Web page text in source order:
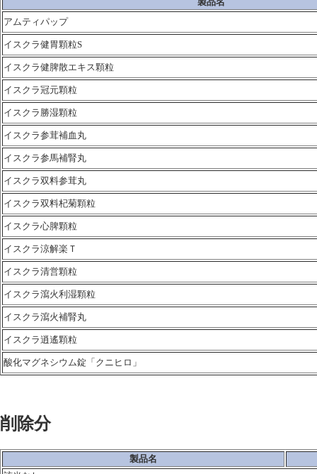
アムティパップ
イスクラ健胃顆粒S
イスクラ健脾散エキス顆粒
イスクラ冠元顆粒
イスクラ勝湿顆粒
イスクラ参茸補血丸
イスクラ参馬補腎丸
イスクラ双料参茸丸
イスクラ双料杞菊顆粒
イスクラ心脾顆粒
イスクラ涼解楽Ｔ
イスクラ清営顆粒
イスクラ瀉火利湿顆粒
イスクラ瀉火補腎丸
イスクラ逍遙顆粒
酸化マグネシウム錠「クニヒロ」
削除分
製品名